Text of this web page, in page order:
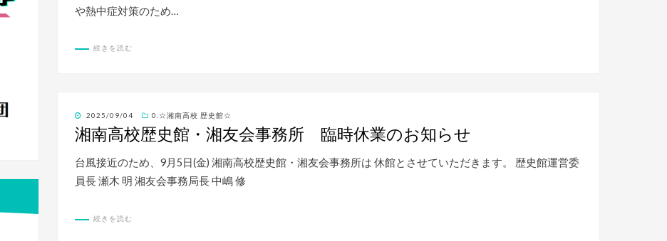
や熱中症対策のため…
続きを読む
投
稿
日:
2025/09/04 0.☆湘南高校 歴史館☆
湘南高校歴史館・湘友会事務所 臨時休業のお知らせ
台風接近のため、9月5日(金) 湘南高校歴史館・湘友会事務所は 休館とさせていただきます。 歴史館運営委
員長 瀬木 明 湘友会事務局長 中嶋 修
続きを読む